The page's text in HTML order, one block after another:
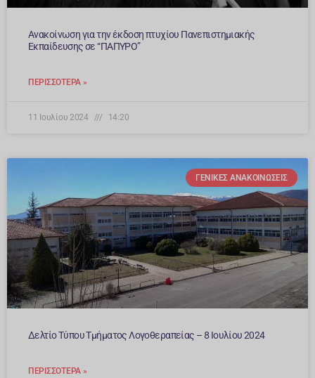
Ανακοίνωση για την έκδοση πτυχίου Πανεπιστημιακής
Εκπαίδευσης σε “ΠΑΠΥΡΟ”
ΠΕΡΙΣΣΌΤΕΡΑ »
11 Ιουλίου 2024 14:20
ΓΕΝΙΚΈΣ ΑΝΑΚΟΙΝΏΣΕΙΣ
Δελτίο Τύπου Τμήματος Λογοθεραπείας – 8 Ιουλίου 2024
ΠΕΡΙΣΣΌΤΕΡΑ »